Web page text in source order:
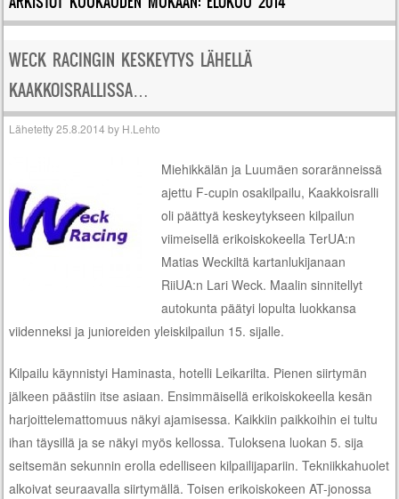
WECK RACINGIN KESKEYTYS LÄHELLÄ
KAAKKOISRALLISSA…
Lähetetty25.8.2014 by H.Lehto
Miehikkälän ja Luumäen soraränneissä
ajettu F-cupin osakilpailu, Kaakkoisralli
oli päättyä keskeytykseen kilpailun
viimeisellä erikoiskokeella TerUA:n
Matias Weckiltä kartanlukijanaan
RiiUA:n Lari Weck. Maalin sinnitellyt
autokunta päätyi lopulta luokkansa
viidenneksi ja junioreiden yleiskilpailun 15. sijalle.
Kilpailu käynnistyi Haminasta, hotelli Leikarilta. Pienen siirtymän
jälkeen päästiin itse asiaan. Ensimmäisellä erikoiskokeella kesän
harjoittelemattomuus näkyi ajamisessa. Kaikkiin paikkoihin ei tultu
ihan täysillä ja se näkyi myös kellossa. Tuloksena luokan 5. sija
seitsemän sekunnin erolla edelliseen kilpailijapariin. Tekniikkahuolet
alkoivat seuraavalla siirtymällä. Toisen erikoiskokeen AT-jonossa